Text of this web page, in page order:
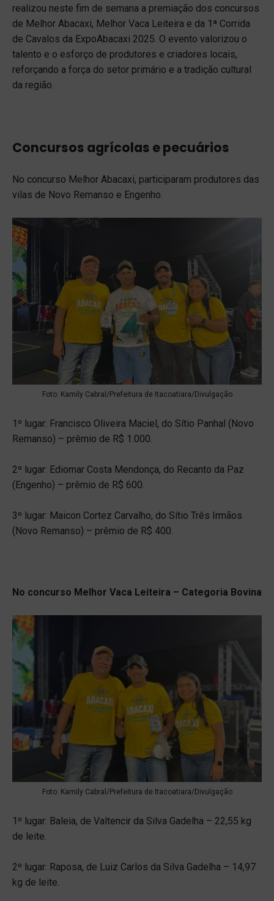
realizou neste fim de semana a premiação dos concursos
de Melhor Abacaxi, Melhor Vaca Leiteira e da 1ª Corrida
de Cavalos da ExpoAbacaxi 2025. O evento valorizou o
talento e o esforço de produtores e criadores locais,
reforçando a força do setor primário e a tradição cultural
da região.
Concursos agrícolas e pecuários
No concurso Melhor Abacaxi, participaram produtores das
vilas de Novo Remanso e Engenho.
Foto: Kamily Cabral/Prefeitura de Itacoatiara/Divulgação
1º lugar: Francisco Oliveira Maciel, do Sítio Panhal (Novo
Remanso) – prêmio de R$ 1.000.
2º lugar: Ediomar Costa Mendonça, do Recanto da Paz
(Engenho) – prêmio de R$ 600.
3º lugar: Maicon Cortez Carvalho, do Sítio Três Irmãos
(Novo Remanso) – prêmio de R$ 400.
No concurso Melhor Vaca Leiteira – Categoria Bovina
Foto: Kamily Cabral/Prefeitura de Itacoatiara/Divulgação
1º lugar: Baleia, de Valtencir da Silva Gadelha – 22,55 kg
de leite.
2º lugar: Raposa, de Luiz Carlos da Silva Gadelha – 14,97
kg de leite.